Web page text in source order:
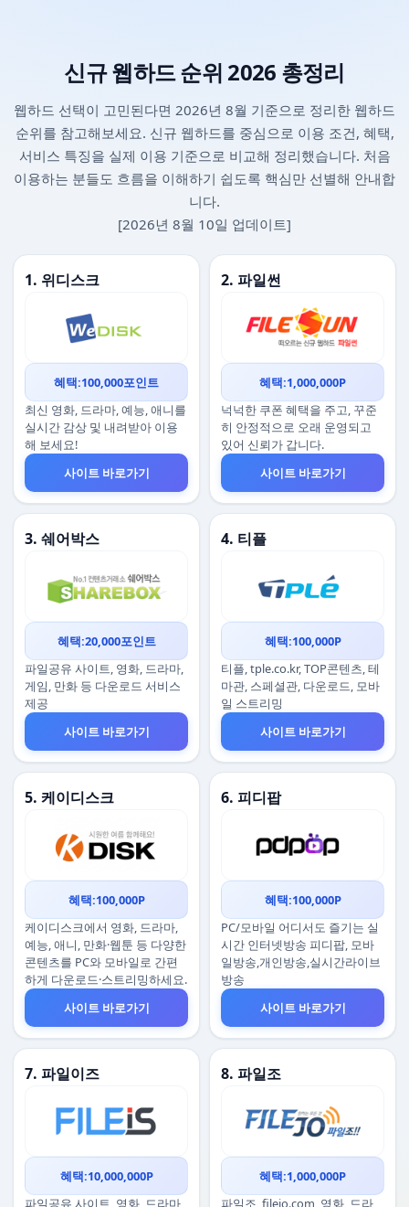
신규 웹하드 순위 2026 총정리
웹하드 선택이 고민된다면 2026년 8월 기준으로 정리한 웹하드
순위를 참고해보세요. 신규 웹하드를 중심으로 이용 조건, 혜택,
서비스 특징을 실제 이용 기준으로 비교해 정리했습니다. 처음
이용하는 분들도 흐름을 이해하기 쉽도록 핵심만 선별해 안내합
니다.
[2026년 8월 10일 업데이트]
1. 위디스크
혜택:100,000포인트
최신 영화, 드라마, 예능, 애니를
실시간 감상 및 내려받아 이용
해 보세요!
사이트 바로가기
2. 파일썬
혜택:1,000,000P
넉넉한 쿠폰 혜택을 주고, 꾸준
히 안정적으로 오래 운영되고
있어 신뢰가 갑니다.
사이트 바로가기
3. 쉐어박스
혜택:20,000포인트
파일공유 사이트, 영화, 드라마,
게임, 만화 등 다운로드 서비스
제공
사이트 바로가기
4. 티플
혜택:100,000P
티플, tple.co.kr, TOP콘텐츠, 테
마관, 스페셜관, 다운로드, 모바
일 스트리밍
사이트 바로가기
5. 케이디스크
혜택:100,000P
케이디스크에서 영화, 드라마,
예능, 애니, 만화·웹툰 등 다양한
콘텐츠를 PC와 모바일로 간편
하게 다운로드·스트리밍하세요.
사이트 바로가기
6. 피디팝
혜택:100,000P
PC/모바일 어디서도 즐기는 실
시간 인터넷방송 피디팝, 모바
일방송,개인방송,실시간라이브
방송
사이트 바로가기
7. 파일이즈
혜택:10,000,000P
파일공유 사이트, 영화, 드라마,
8. 파일조
혜택:1,000,000P
파일조, filejo.com, 영화, 드라